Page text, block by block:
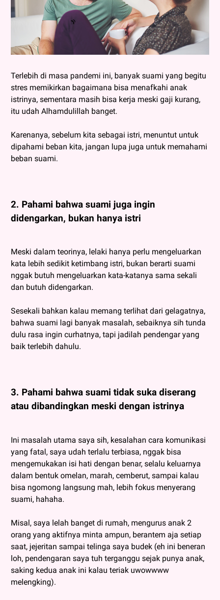
Terlebih di masa pandemi ini, banyak suami yang begitu
stres memikirkan bagaimana bisa menafkahi anak
istrinya, sementara masih bisa kerja meski gaji kurang,
itu udah Alhamdulillah banget.
Karenanya, sebelum kita sebagai istri, menuntut untuk
dipahami beban kita, jangan lupa juga untuk memahami
beban suami.
2. Pahami bahwa suami juga ingin
didengarkan, bukan hanya istri
Meski dalam teorinya, lelaki hanya perlu mengeluarkan
kata lebih sedikit ketimbang istri, bukan berarti suami
nggak butuh mengeluarkan kata-katanya sama sekali
dan butuh didengarkan.
Sesekali bahkan kalau memang terlihat dari gelagatnya,
bahwa suami lagi banyak masalah, sebaiknya sih tunda
dulu rasa ingin curhatnya, tapi jadilah pendengar yang
baik terlebih dahulu.
3. Pahami bahwa suami tidak suka diserang
atau dibandingkan meski dengan istrinya
Ini masalah utama saya sih, kesalahan cara komunikasi
yang fatal, saya udah terlalu terbiasa, nggak bisa
mengemukakan isi hati dengan benar, selalu keluarnya
dalam bentuk omelan, marah, cemberut, sampai kalau
bisa ngomong langsung mah, lebih fokus menyerang
suami, hahaha.
Misal, saya lelah banget di rumah, mengurus anak 2
orang yang aktifnya minta ampun, berantem aja setiap
saat, jejeritan sampai telinga saya budek (eh ini beneran
loh, pendengaran saya tuh terganggu sejak punya anak,
saking kedua anak ini kalau teriak uwowwww
melengking).